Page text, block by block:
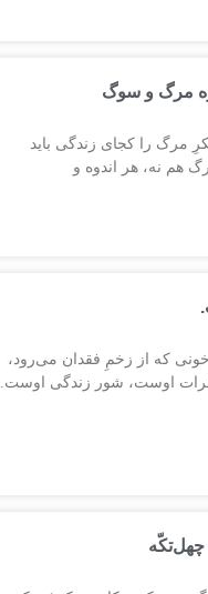
مرگ و سوگ
مرگ را کجای زندگی باید
هم نه، هر اندوه و
که از زخمِ فقدان می‌رود،
اوست، شور زندگی اوست.